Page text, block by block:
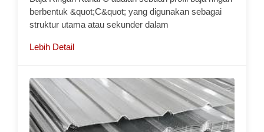
berbentuk &quot;C&quot; yang digunakan sebagai
struktur utama atau sekunder dalam
Lebih Detail